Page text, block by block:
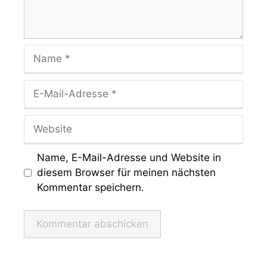
Mail-
Adresse
Name, E-Mail-Adresse und Website in
diesem Browser für meinen nächsten
Kommentar speichern.